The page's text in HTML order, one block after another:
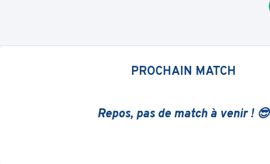
PROCHAIN MATCH
Repos, pas de match à venir ! 😎